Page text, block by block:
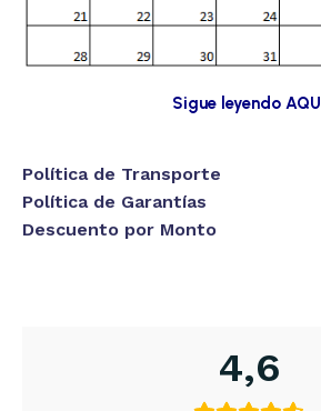
Sigue leyendo AQUÍ
Política de Transporte
Política de Garantías
Descuento por Monto
4,6